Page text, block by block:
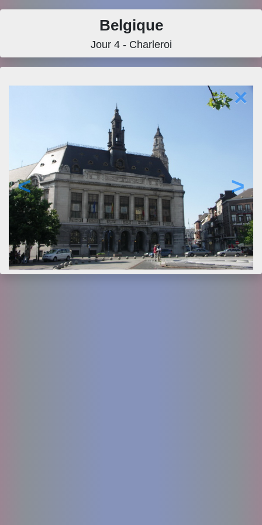
Belgique
Jour 4 - Charleroi
×
< >